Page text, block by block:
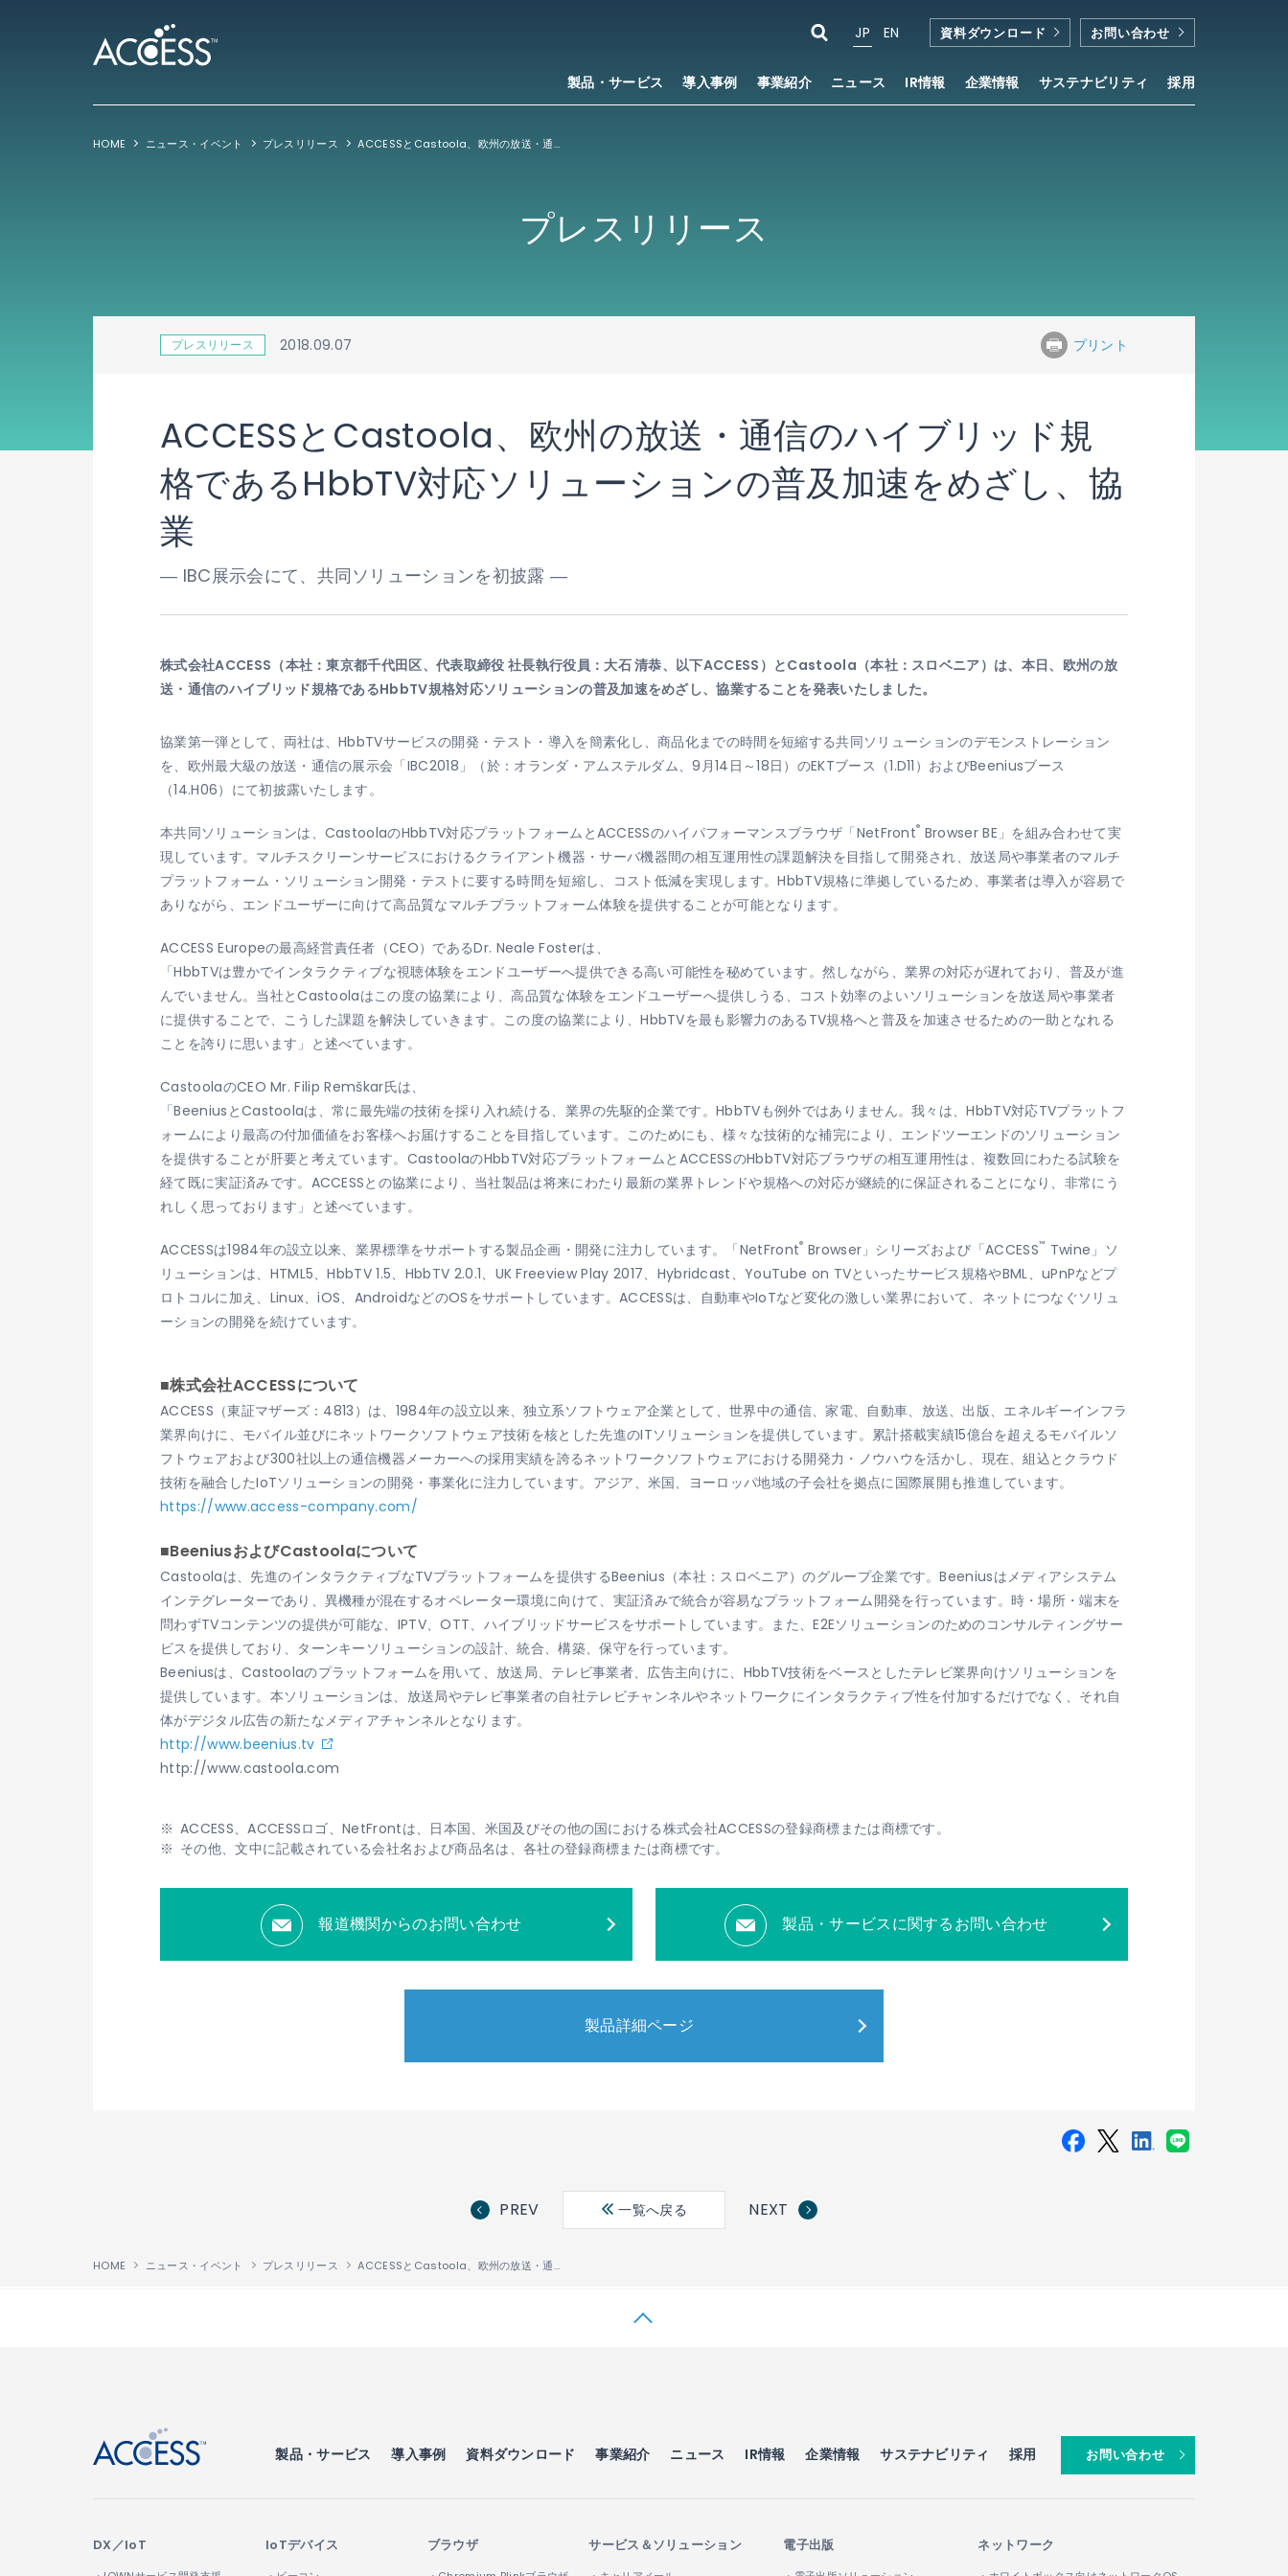
製品・サービス 導入事例 事業紹介 ニュース IR情報 企業情報 サステナビリティ 採用
JP EN 資料ダウンロード お問い合わせ
HOME ニュース・イベント プレスリリース ACCESSとCastoola、欧州の放送・通信のハイブリッド規格であるHbbTV対応ソリューションの普及加速をめざし、協業
プレスリリース
プレスリリース 2018.09.07 プリント
ACCESSとCastoola、欧州の放送・通信のハイブリッド規
格であるHbbTV対応ソリューションの普及加速をめざし、協
業
― IBC展示会にて、共同ソリューションを初披露 ―
株式会社ACCESS（本社：東京都千代田区、代表取締役 社長執行役員：大石 清恭、以下ACCESS）とCastoola （本社：スロベニア）は、本日、欧州の放
送・通信のハイブリッド規格であるHbbTV規格対応ソリューションの普及加速をめざし、協業することを発表いたしました。
協業第一弾として、両社は、HbbTVサービスの開発・テスト・導入を簡素化し、商品化までの時間を短縮する共同ソリューションのデモンストレーション
を、欧州最大級の放送・通信の展示会「IBC2018」（於：オランダ・アムステルダム、9月14日～18日）のEKTブース（1.D11）およびBeeniusブース
（14.H06）にて初披露いたします。
本共同ソリューションは、CastoolaのHbbTV対応プラットフォームとACCESSのハイパフォーマンスブラウザ「NetFront® Browser BE」を組み合わせて実
現しています。マルチスクリーンサービスにおけるクライアント機器・サーバ機器間の相互運用性の課題解決を目指して開発され、放送局や事業者のマルチ
プラットフォーム・ソリューション開発・テストに要する時間を短縮し、コスト低減を実現します。HbbTV規格に準拠しているため、事業者は導入が容易で
ありながら、エンドユーザーに向けて高品質なマルチプラットフォーム体験を提供することが可能となります。
ACCESS Europeの最高経営責任者（CEO）であるDr. Neale Fosterは、
「HbbTVは豊かでインタラクティブな視聴体験をエンドユーザーへ提供できる高い可能性を秘めています。然しながら、業界の対応が遅れており、普及が進
んでいません。当社とCastoolaはこの度の協業により、高品質な体験をエンドユーザーへ提供しうる、コスト効率のよいソリューションを放送局や事業者
に提供することで、こうした課題を解決していきます。この度の協業により、HbbTVを最も影響力のあるTV規格へと普及を加速させるための一助となれる
ことを誇りに思います」と述べています。
CastoolaのCEO Mr. Filip Remškar氏は、
「BeeniusとCastoolaは、常に最先端の技術を採り入れ続ける、業界の先駆的企業です。HbbTVも例外ではありません。我々は、HbbTV対応TVプラットフ
ォームにより最高の付加価値をお客様へお届けすることを目指しています。このためにも、様々な技術的な補完により、エンドツーエンドのソリューション
を提供することが肝要と考えています。CastoolaのHbbTV対応プラットフォームとACCESSのHbbTV対応ブラウザの相互運用性は、複数回にわたる試験を
経て既に実証済みです。ACCESSとの協業により、当社製品は将来にわたり最新の業界トレンドや規格への対応が継続的に保証されることになり、非常にう
れしく思っております」と述べています。
ACCESSは1984年の設立以来、業界標準をサポートする製品企画・開発に注力しています。「NetFront® Browser」シリーズおよび「ACCESS™ Twine」ソ
リューションは、HTML5、HbbTV 1.5、HbbTV 2.0.1、UK Freeview Play 2017、Hybridcast、YouTube on TVといったサービス規格やBML、uPnPなどプ
ロトコルに加え、Linux、iOS、AndroidなどのOSをサポートしています。ACCESSは、自動車やIoTなど変化の激しい業界において、ネットにつなぐソリュ
ーションの開発を続けています。
■株式会社ACCESSについて
ACCESS（東証マザーズ：4813）は、1984年の設立以来、独立系ソフトウェア企業として、世界中の通信、家電、自動車、放送、出版、エネルギーインフラ
業界向けに、モバイル並びにネットワークソフトウェア技術を核とした先進のITソリューションを提供しています。累計搭載実績15億台を超えるモバイルソ
フトウェアおよび300社以上の通信機器メーカーへの採用実績を誇るネットワークソフトウェアにおける開発力・ノウハウを活かし、現在、組込とクラウド
技術を融合したIoTソリューションの開発・事業化に注力しています。アジア、米国、ヨーロッパ地域の子会社を拠点に国際展開も推進しています。
https://www.access-company.com/
■BeeniusおよびCastoolaについて
Castoolaは、先進のインタラクティブなTVプラットフォームを提供するBeenius（本社：スロベニア）のグループ企業です。Beeniusはメディアシステム
インテグレーターであり、異機種が混在するオペレーター環境に向けて、実証済みで統合が容易なプラットフォーム開発を行っています。時・場所・端末を
問わずTVコンテンツの提供が可能な、IPTV、OTT、ハイブリッドサービスをサポートしています。また、E2Eソリューションのためのコンサルティングサー
ビスを提供しており、ターンキーソリューションの設計、統合、構築、保守を行っています。
Beeniusは、Castoolaのプラットフォームを用いて、放送局、テレビ事業者、広告主向けに、HbbTV技術をベースとしたテレビ業界向けソリューションを
提供しています。本ソリューションは、放送局やテレビ事業者の自社テレビチャンネルやネットワークにインタラクティブ性を付加するだけでなく、それ自
体がデジタル広告の新たなメディアチャンネルとなります。
http://www.beenius.tv
http://www.castoola.com
ACCESS、ACCESSロゴ、NetFrontは、日本国、米国及びその他の国における株式会社ACCESSの登録商標または商標です。
その他、文中に記載されている会社名および商品名は、各社の登録商標または商標です。
報道機関からのお問い合わせ 製品・サービスに関するお問い合わせ
製品詳細ページ
PREV 一覧へ戻る NEXT
HOME ニュース・イベント プレスリリース ACCESSとCastoola、欧州の放送・通信のハイブリッド規格であるHbbTV対応ソリューションの普及加速をめざし、協業
製品・サービス 導入事例 資料ダウンロード 事業紹介 ニュース IR情報 企業情報 サステナビリティ 採用 お問い合わせ
DX／IoT IoTデバイス ブラウザ サービス＆ソリューション 電子出版 ネットワーク